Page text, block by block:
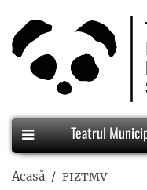
Teatrul
Acasă FIZTMV